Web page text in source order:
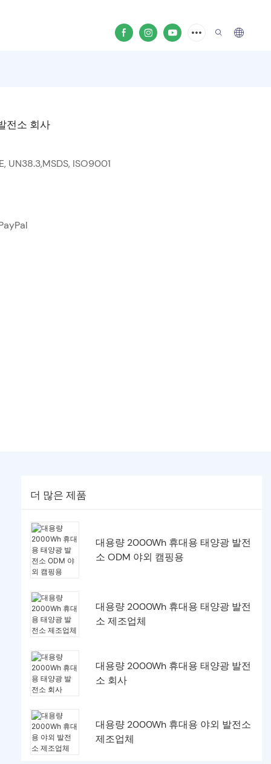
전소 회사
UN38.3,MSDS, ISO9001
더 많은 제품
대용량 2000Wh 휴대용 태양광 발전
소 ODM 야외 캠핑용
대용량 2000Wh 휴대용 태양광 발전
소 제조업체
대용량 2000Wh 휴대용 태양광 발전
소 회사
대용량 2000Wh 휴대용 야외 발전소
제조업체